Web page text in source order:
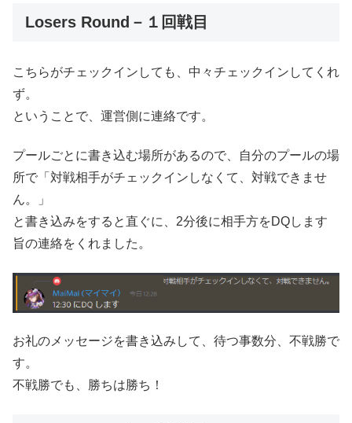
Losers Round－１回戦目
こちらがチェックインしても、中々チェックインしてくれ
ず。
ということで、運営側に連絡です。
プールごとに書き込む場所があるので、自分のプールの場
所で「対戦相手がチェックインしなくて、対戦できませ
ん。」
と書き込みをすると直ぐに、2分後に相手方をDQします
旨の連絡をくれました。
お礼のメッセージを書き込みして、待つ事数分、不戦勝で
す。
不戦勝でも、勝ちは勝ち！